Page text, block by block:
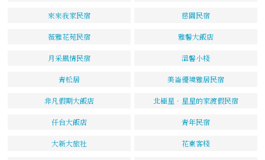
來來我家民宿 慈園民宿
薇雅花苑民宿 雅馨大飯店
月采風情民宿 溫馨小棧
青松居 美崙優境雅居民宿
非凡假期大飯店 北極星．星星的家渡假民宿
仟台大飯店 青年民宿
大新大旅社 花東客棧